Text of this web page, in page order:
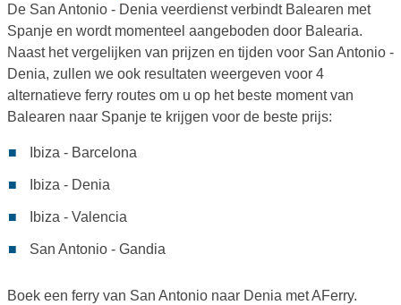
De San Antonio - Denia veerdienst verbindt Balearen met
Spanje en wordt momenteel aangeboden door Balearia.
Naast het vergelijken van prijzen en tijden voor San Antonio -
Denia, zullen we ook resultaten weergeven voor 4
alternatieve ferry routes om u op het beste moment van
Balearen naar Spanje te krijgen voor de beste prijs:
Ibiza - Barcelona
Ibiza - Denia
Ibiza - Valencia
San Antonio - Gandia
Boek een ferry van San Antonio naar Denia met AFerry.